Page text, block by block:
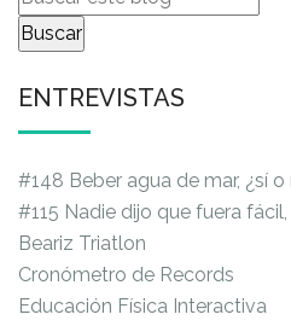
ENTREVISTAS
#148 Beber agua de mar, ¿sí
#115 Nadie dijo que fuera
Beariz Triatlon
Cronómetro de Records
Educación Física Interactiva